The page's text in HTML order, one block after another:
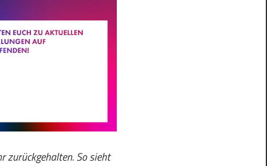
zurückgehalten. So sieht